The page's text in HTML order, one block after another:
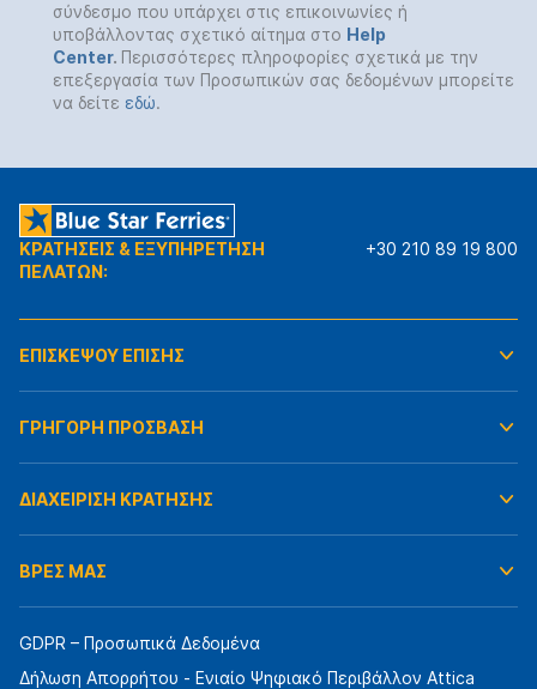
σύνδεσμο που υπάρχει στις επικοινωνίες ή
υποβάλλοντας σχετικό αίτημα στο Help
Center. Περισσότερες πληροφορίες σχετικά με την
επεξεργασία των Προσωπικών σας δεδομένων μπορείτε
να δείτε εδώ.
ΚΡΑΤΗΣΕΙΣ & ΕΞΥΠΗΡΕΤΗΣΗ
ΠΕΛΑΤΩΝ:
+30 210 89 19 800
ΕΠΙΣΚΕΨΟΥ ΕΠΙΣΗΣ
ΓΡΗΓΟΡΗ ΠΡΟΣΒΑΣΗ
ΔΙΑΧΕΙΡΙΣΗ ΚΡΑΤΗΣΗΣ
ΒΡΕΣ ΜΑΣ
GDPR – Προσωπικά Δεδομένα
Δήλωση Απορρήτου - Ενιαίο Ψηφιακό Περιβάλλον Attica